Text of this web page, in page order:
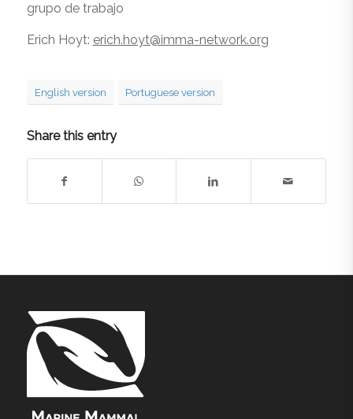
grupo de trabajo
Erich Hoyt: erich.hoyt@imma-network.org
English version Portuguese version
Share this entry